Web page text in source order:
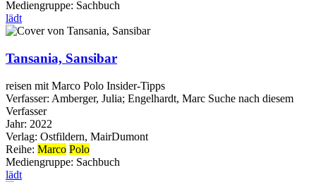
Mediengruppe: Sachbuch
lädt
Tansania, Sansibar
reisen mit Marco Polo Insider-Tipps
Verfasser: Amberger, Julia; Engelhardt, Marc Suche nach diesem
Verfasser
Jahr: 2022
Verlag: Ostfildern, MairDumont
Reihe: Marco Polo
Mediengruppe: Sachbuch
lädt